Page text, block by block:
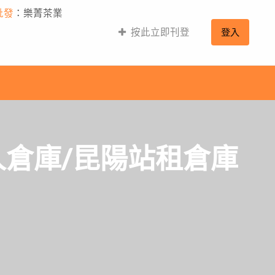
發 ：樂菁茶業
按此立即刊登
登入
庫/昆陽站租倉庫